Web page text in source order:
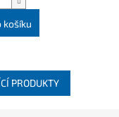
košíku
PRODUKTY